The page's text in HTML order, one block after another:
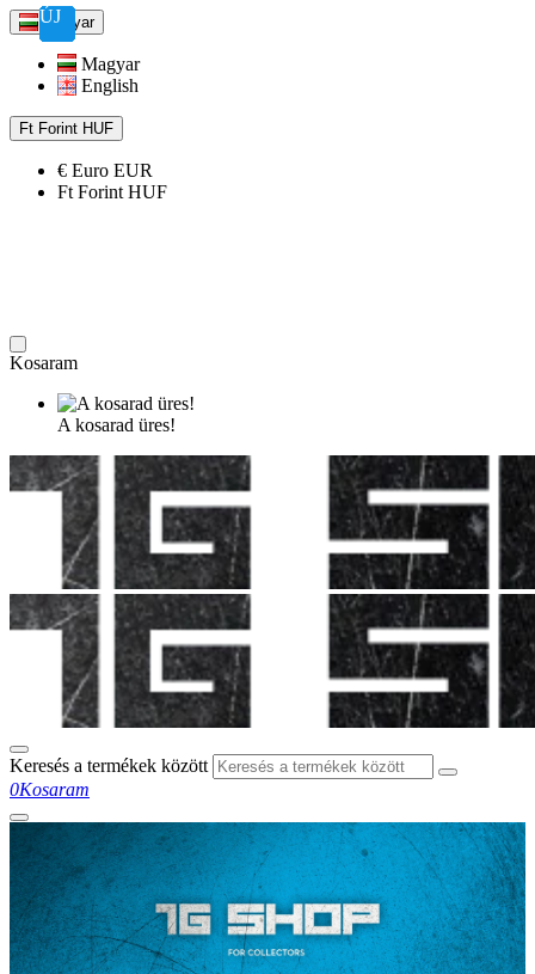
1G
Records
-
Webshop
Magyar
Magyar
English
Ft Forint HUF
€ Euro EUR
Ft Forint HUF
Kosaram
A kosarad üres!
Keresés a termékek között
0Kosaram
ÚJ
ÚJ
ÚJ
ÚJ
ÚJ
ÚJ
ÚJ
ÚJ
ÚJ
ÚJ